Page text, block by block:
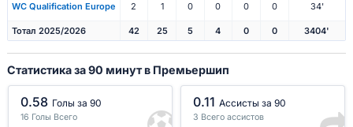
WC Qualification Europe 2 1 0 0 0 0 34'
Тотал 2025/2026 42 25 5 4 0 0 3404'
Статистика за 90 минут в Премьершип
0.58 Голы за 90
16 Голы Всего
0.11 Ассисты за 90
3 Всего ассистов